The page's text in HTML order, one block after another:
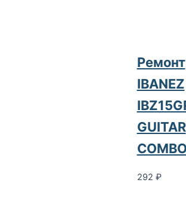
Ремонт
IBANEZ
GUITAR
292 ₽